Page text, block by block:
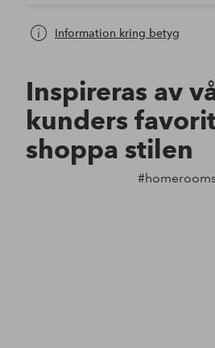
Information kring betyg
Inspireras av
kunders
shoppa stilen